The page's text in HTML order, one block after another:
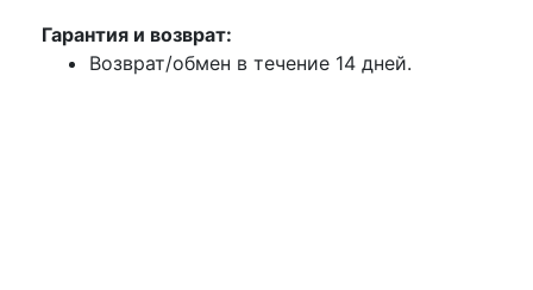
Гарантия и возврат:
Возврат/обмен в течение 14 дней.